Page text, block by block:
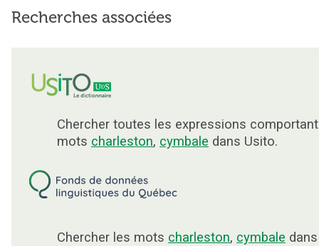
Recherches associées
Chercher toutes les expressions
mots charleston, cymbale dans Usito.
Chercher les mots charleston, cymbale